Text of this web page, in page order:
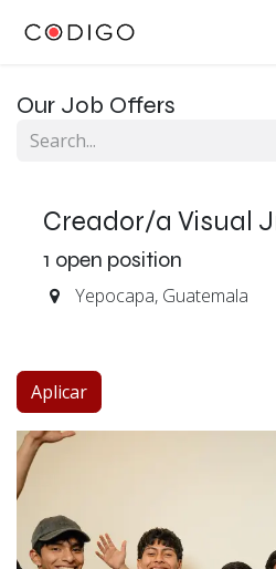
Our Job Offers
Creador/a Visual
1 open position
Yepocapa, Guatemala
Aplicar